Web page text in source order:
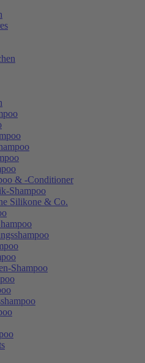
& -Conditioner
Shampoo
Silikone & Co.
Shampoo